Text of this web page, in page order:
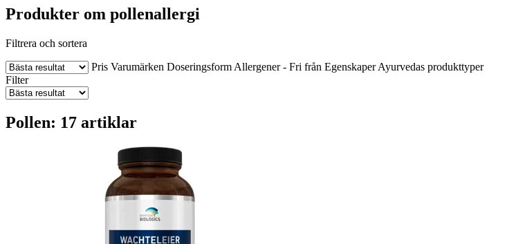
Produkter om pollenallergi
Filtrera och sortera
Pris Varumärken Doseringsform Allergener - Fri från Egenskaper Ayurvedas produkttyper
Filter
Pollen: 17 artiklar